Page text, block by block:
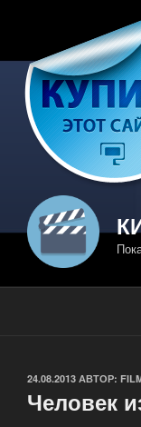
содержимому
ОПУБЛИКОВАНО
24.08.2013 АВТОР:
Человек